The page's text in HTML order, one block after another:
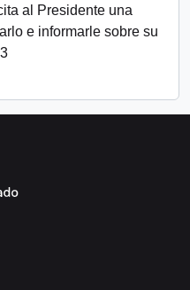
al Presidente una
e informarle sobre su